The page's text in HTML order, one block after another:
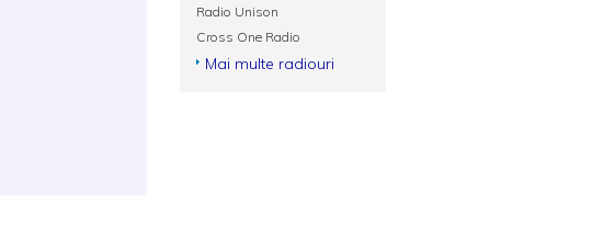
Radio Unison
Cross One Radio
Mai multe radiouri